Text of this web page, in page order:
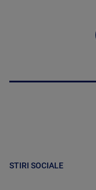
STIRI SOCIALE